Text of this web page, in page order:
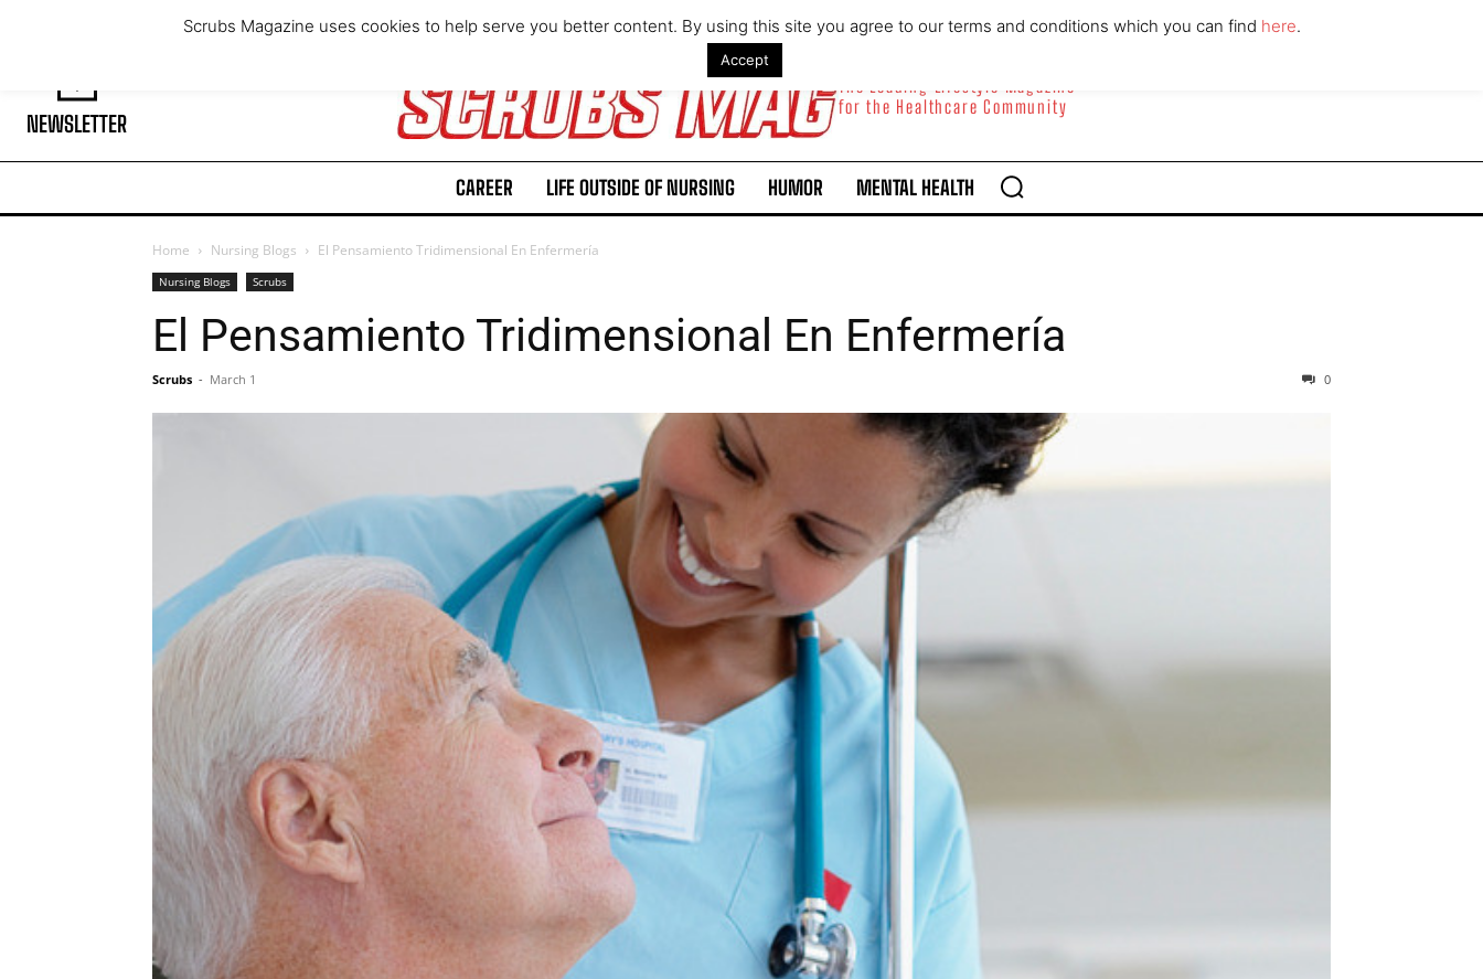
Sunday, August 9, 2026
NEWSLETTER
The Leading Lifestyle Magazine
for the Healthcare Community
CAREER LIFE OUTSIDE OF NURSING HUMOR MENTAL HEALTH
Home Nursing Blogs El Pensamiento Tridimensional En Enfermería
Nursing Blogs Scrubs
El Pensamiento Tridimensional En Enfermería
Scrubs - March 1 0
Scrubs Magazine uses cookies to help serve you better content. By using this site you agree to our terms and conditions which you can find here.
Accept